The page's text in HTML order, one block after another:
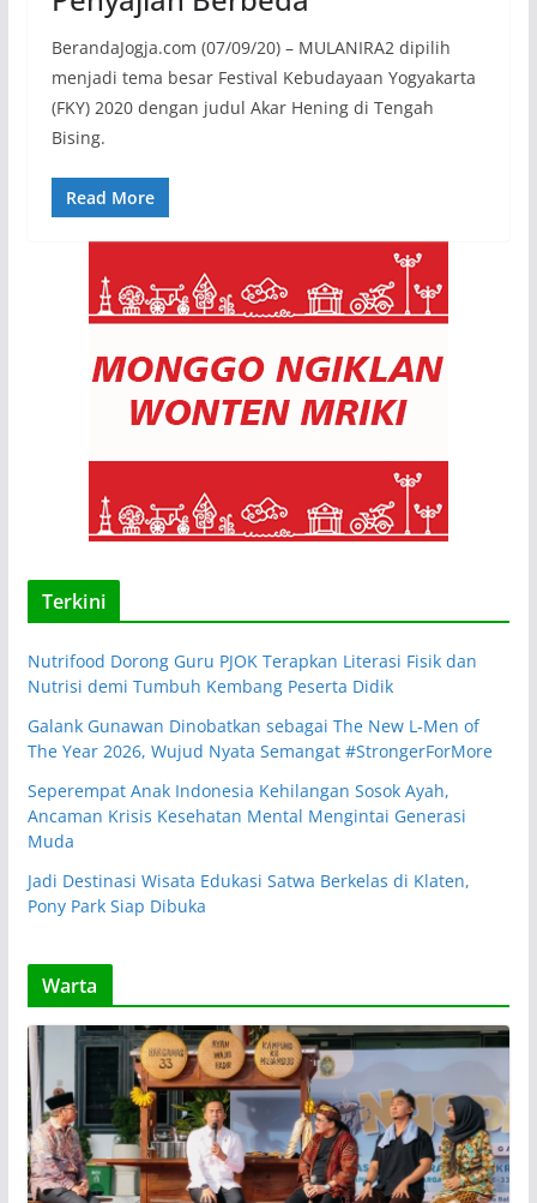
BerandaJogja.com (07/09/20) – MULANIRA2 dipilih
menjadi tema besar Festival Kebudayaan Yogyakarta
(FKY) 2020 dengan judul Akar Hening di Tengah
Bising.
Read More
Terkini
Nutrifood Dorong Guru PJOK Terapkan Literasi Fisik dan
Nutrisi demi Tumbuh Kembang Peserta Didik
Galank Gunawan Dinobatkan sebagai The New L-Men of
The Year 2026, Wujud Nyata Semangat #StrongerForMore
Seperempat Anak Indonesia Kehilangan Sosok Ayah,
Ancaman Krisis Kesehatan Mental Mengintai Generasi
Muda
Jadi Destinasi Wisata Edukasi Satwa Berkelas di Klaten,
Pony Park Siap Dibuka
Warta